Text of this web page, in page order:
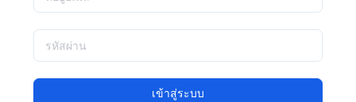
เข้าสู่ระบบ